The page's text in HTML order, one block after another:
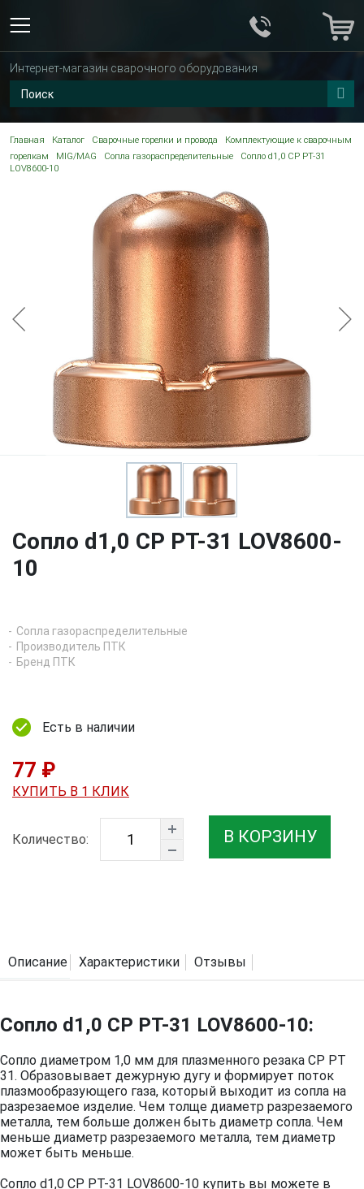
Интернет-магазин сварочного оборудования
Главная Каталог Сварочные горелки и провода
Комплектующие к сварочным
горелкам
MIG/MAG Сопла газораспределительные
Сопло d1,0 CP PT-31
LOV8600-10
Сопло d1,0 CP PT-31 LOV8600-
10
Сопла газораспределительные
Производитель ПТК
Бренд ПТК
Есть в наличии
77 ₽
КУПИТЬ В 1 КЛИК
Количество: В КОРЗИНУ
Описание Характеристики Отзывы
Сопло d1,0 CP PT-31 LOV8600-10:
Сопло диаметром 1,0 мм для плазменного резака CP PT
31. Образовывает дежурную дугу и формирует поток
плазмообразующего газа, который выходит из сопла на
разрезаемое изделие. Чем толще диаметр разрезаемого
металла, тем больше должен быть диаметр сопла. Чем
меньше диаметр разрезаемого металла, тем диаметр
может быть меньше.
Сопло d1,0 CP PT-31 LOV8600-10 купить вы можете в